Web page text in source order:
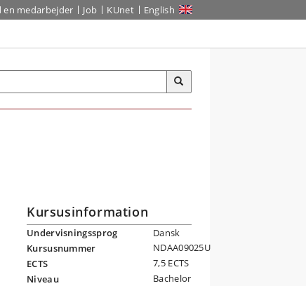
en medarbejder Job KUnet English
Kursusinformation
Undervisningssprog
Dansk
Kursusnummer
NDAA09025U
ECTS
7,5 ECTS
Niveau
Bachelor